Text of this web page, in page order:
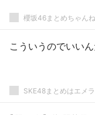
櫻坂46まとめちゃん
こういうのでいいん
SKE48まとめはエメ